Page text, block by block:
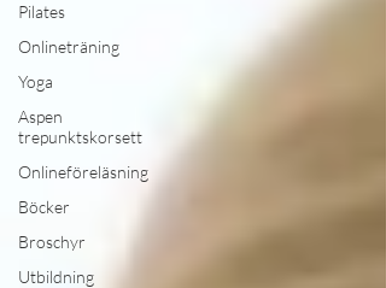
Pilates
Onlineträning
Yoga
Aspen
trepunktskorsett
Onlineföreläsning
Böcker
Broschyr
Utbildning